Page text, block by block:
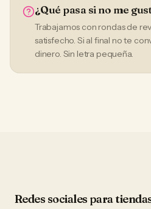
¿Qué pasa si no me
Trabajamos con rondas de
satisfecho. Si al final no te
dinero. Sin letra pequeña.
Redes sociales para